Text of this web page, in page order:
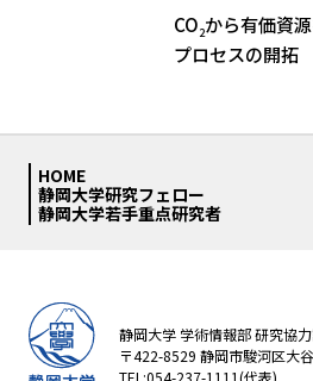
CO2から有価資
プロセスの開拓
HOME
静岡大学研究フェロー
静岡大学若手重点研究者
静岡大学 学術情報部 研究協
〒422-8529 静岡市駿河区大
TEL:054-237-1111(代表)